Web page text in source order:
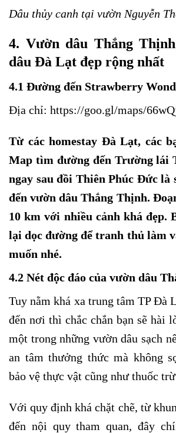
Dâu thủy canh tại vườn Nguyễn
4. Vườn dâu Thắng
dâu Đà Lạt đẹp rộng nhất
4.1 Đường đến Strawberry
Địa chỉ: https://goo.gl/maps/
Từ các homestay Đà Lạt, các
Map tìm đường đến Trường lái
ngay sau đồi Thiên Phúc Đức là
đến vườn dâu Thắng Thịnh.
10 km với nhiều cảnh khá đẹp.
lại dọc đường để tranh thủ làm
muốn nhé.
4.2 Nét độc đáo của vườn dâu
Tuy nằm khá xa trung tâm TP Đà
đến nơi thì chắc chắn bạn sẽ hài
một trong những vườn dâu sạch
an tâm thưởng thức mà không
bảo vệ thực vật cũng như thuốc trừ
Với quy định khá chặt chẽ, từ
đến nội quy tham quan, đây